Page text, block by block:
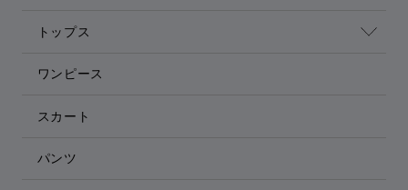
トップス
ワンピース
スカート
パンツ